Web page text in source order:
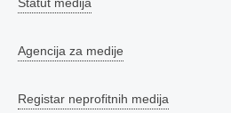
Agencija za medije
Registar neprofitnih medija